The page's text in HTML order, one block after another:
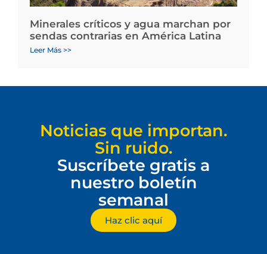
Minerales críticos y agua marchan por
sendas contrarias en América Latina
Leer Más >>
Noticias que importan.
Sin ruido.
Suscríbete gratis a
nuestro boletín
semanal
Haz clic aquí